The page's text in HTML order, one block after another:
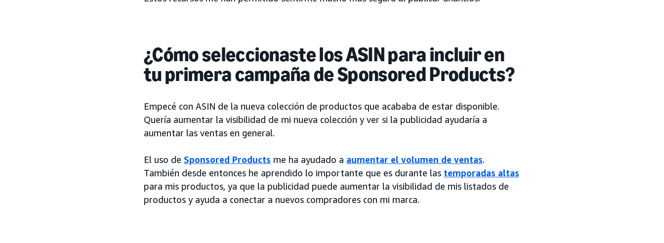
¿Cómo seleccionaste los ASIN para incluir en
tu primera campaña de Sponsored Products?
Empecé con ASIN de la nueva colección de productos que acababa de estar disponible.
Quería aumentar la visibilidad de mi nueva colección y ver si la publicidad ayudaría a
aumentar las ventas en general.
El uso de Sponsored Products me ha ayudado a aumentar el volumen de ventas.
También desde entonces he aprendido lo importante que es durante las temporadas altas
para mis productos, ya que la publicidad puede aumentar la visibilidad de mis listados de
productos y ayuda a conectar a nuevos compradores con mi marca.